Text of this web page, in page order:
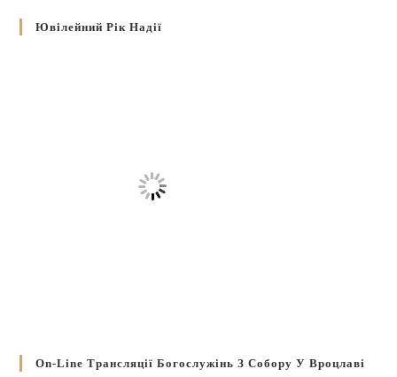
Ювілейний Рік Надії
On-Line Трансляції Богослужінь З Собору У Вроцлаві